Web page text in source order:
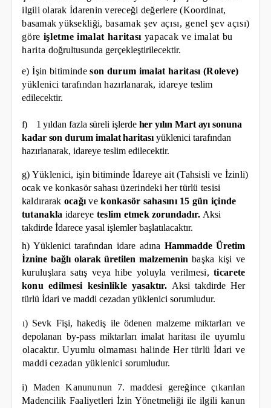
ilgili olarak İdarenin vereceği değerlere (Koordinat,
basamak yüksekliği, basamak şev açısı, genel şev açısı)
göre işletme imalat haritası yapacak ve imalat bu
harita doğrultusunda gerçekleştirilecektir.
e) İşin bitimindeson durum imalat haritası (Roleve)
yüklenici tarafından hazırlanarak, idareye teslim
edilecektir.
f) 1 yıldan fazla süreli işlerde her yılın Mart ayı sonuna
kadar son durum imalat haritası yüklenicitarafından
hazırlanarak, idareye teslim edilecektir.
g) Yüklenici, işin bitiminde İdareye ait (Tahsisli ve İzinli)
ocak ve konkasör sahası üzerindeki her türlü tesisi
kaldırarak ocağıvekonkasör sahasını 15 gün içinde
tutanakla idareye teslim etmekzorundadır. Aksi
takdirde İdarece yasal işlemler başlatılacaktır.
h) Yüklenici tarafından idare adına Hammadde Üretim
İznine bağlı olarak üretilen malzemeninbaşka kişi ve
kuruluşlara satış veya hibe yoluyla verilmesi,ticarete
konu edilmesi kesinlikleyasaktır. Aksi takdirde Her
türlü İdari ve maddi cezadan yüklenici sorumludur.
ı) Sevk Fişi, hakediş ile ödenen malzeme miktarları ve
depolanan by-pass miktarları imalat haritası ile uyumlu
olacaktır. Uyumlu olmaması halinde Her türlü İdari ve
maddi cezadan yüklenici sorumludur.
i) Maden Kanununun 7. maddesi gereğince çıkarılan
Madencilik Faaliyetleri İzin Yönetmeliği ile ilgili kanun